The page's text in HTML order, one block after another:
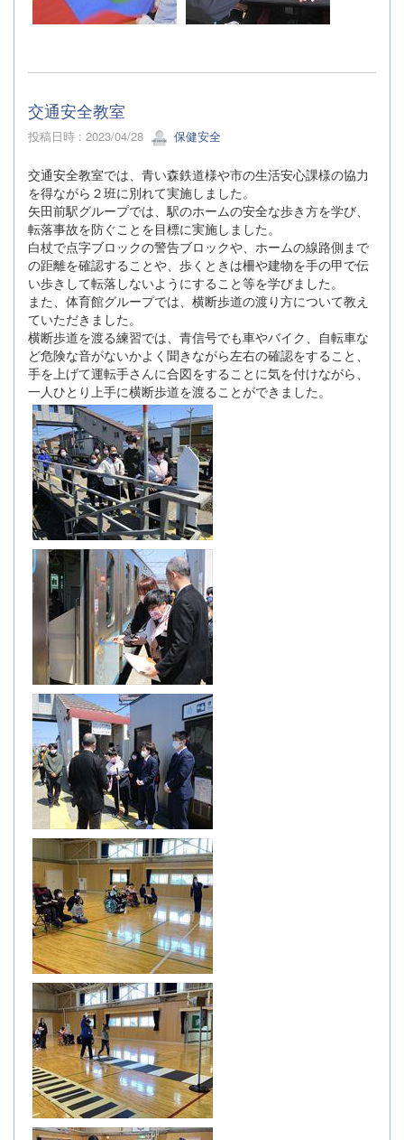
交通安全教室
投稿日時 : 2023/04/28 保健安全
交通安全教室では、青い森鉄道様や市の生活安心課様の協力
を得ながら２班に別れて実施しました。
矢田前駅グループでは、駅のホームの安全な歩き方を学び、
転落事故を防ぐことを目標に実施しました。
白杖で点字ブロックの警告ブロックや、ホームの線路側まで
の距離を確認することや、歩くときは柵や建物を手の甲で伝
い歩きして転落しないようにすること等を学びました。
また、体育館グループでは、横断歩道の渡り方について教え
ていただきました。
横断歩道を渡る練習では、青信号でも車やバイク、自転車な
ど危険な音がないかよく聞きながら左右の確認をすること、
手を上げて運転手さんに合図をすることに気を付けながら、
一人ひとり上手に横断歩道を渡ることができました。